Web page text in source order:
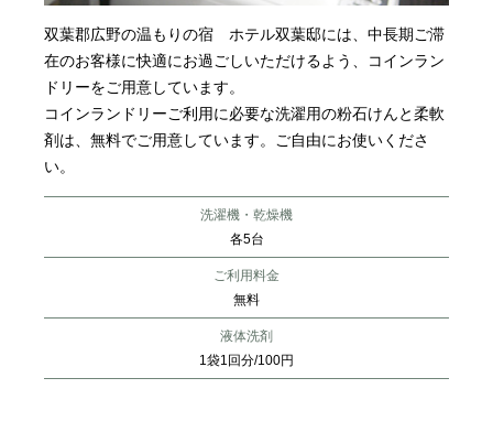
双葉郡広野の温もりの宿 ホテル双葉邸には、中長期ご滞
在のお客様に快適にお過ごしいただけるよう、コインラン
ドリーをご用意しています。
コインランドリーご利用に必要な洗濯用の粉石けんと柔軟
剤は、無料でご用意しています。ご自由にお使いくださ
い。
洗濯機・乾燥機
各5台
ご利用料金
無料
液体洗剤
1袋1回分/100円